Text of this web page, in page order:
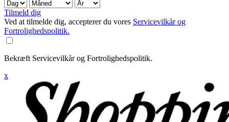
Tilmeld dig
Ved at tilmelde dig, accepterer du vores Servicevilkår og
Fortrolighedspolitik.
Bekræft Servicevilkår og Fortrolighedspolitik.
x